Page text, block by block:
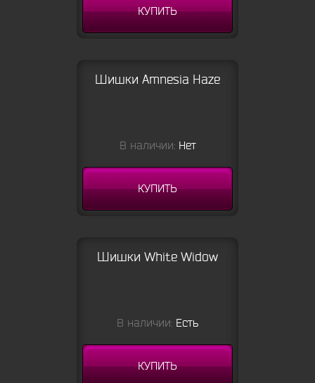
КУПИТЬ
Шишки Amnesia Haze
В наличии: Нет
КУПИТЬ
Шишки White Widow
В наличии: Есть
КУПИТЬ